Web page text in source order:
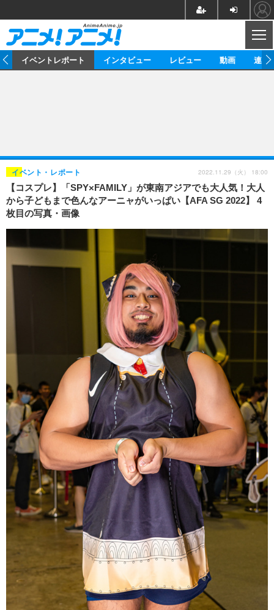
ゲーム グッズ
イベント
海外イベント ビジネス
俳優・タレント アーティスト
ビジネス
アニメ 実写
書評
座談会
動画
アニメ
ABEMA Cafe
連載・コラム
イベントレポート インタビュー レビュー 動画 連載
【コスプレ】「SPY×FAMILY」が東南アジアでも大人気！大人
から子どもまで色んなアーニャがいっぱい【AFA SG 2022】 4
枚目の写真・画像
イベント・レポート 2022.11.29（火） 18:00